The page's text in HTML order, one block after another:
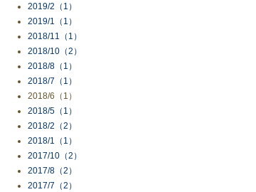
2019/2（1）
2019/1（1）
2018/11（1）
2018/10（2）
2018/8（1）
2018/7（1）
2018/6（1）
2018/5（1）
2018/2（2）
2018/1（1）
2017/10（2）
2017/8（2）
2017/7（2）